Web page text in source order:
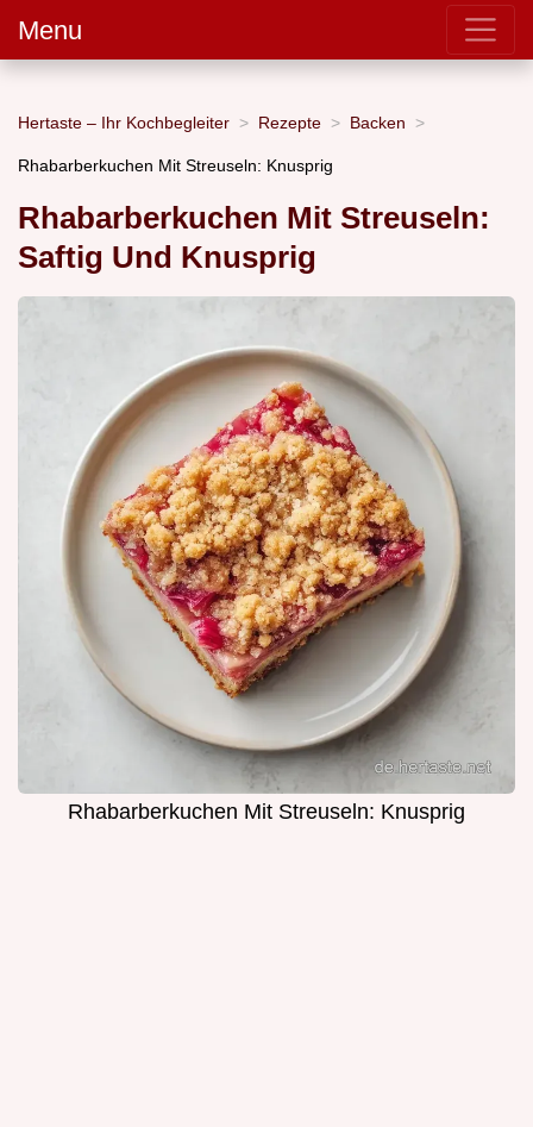
Menu
Hertaste – Ihr Kochbegleiter Rezepte Backen
Rhabarberkuchen Mit Streuseln: Knusprig
Rhabarberkuchen Mit Streuseln:
Saftig Und Knusprig
Rhabarberkuchen Mit Streuseln: Knusprig